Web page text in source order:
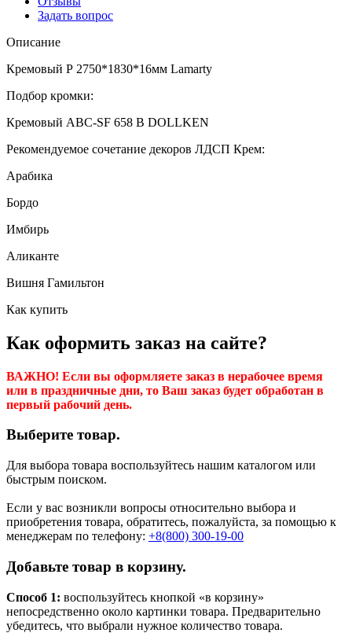
Задать вопрос
Описание
Кремовый Р 2750*1830*16мм Lamarty
Подбор кромки:
Кремовый ABC-SF 658 B DOLLKEN
Рекомендуемое сочетание декоров ЛДСП Крем:
Арабика
Бордо
Имбирь
Аликанте
Вишня Гамильтон
Как купить
Как оформить заказ на сайте?
ВАЖНО! Если вы оформляете заказ в нерабочее время
или в праздничные дни, то Ваш заказ будет обработан в
первый рабочий день.
Выберите товар.
Для выбора товара воспользуйтесь нашим каталогом или
быстрым поиском.
Если у вас возникли вопросы относительно выбора и
приобретения товара, обратитесь, пожалуйста, за помощью к
менеджерам по телефону: +8(800) 300-19-00
Добавьте товар в корзину.
Способ 1: воспользуйтесь кнопкой «в корзину»
непосредственно около картинки товара. Предварительно
убедитесь, что выбрали нужное количество товара.